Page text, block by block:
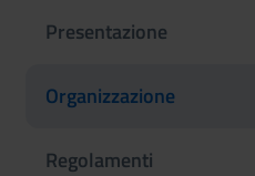
Presentazione
Organizzazione
Regolamenti